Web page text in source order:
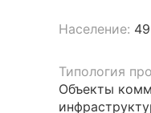
Население:
Типология
Объекты